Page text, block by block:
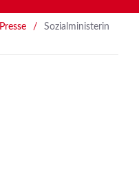
Presse /
Sozialministerin